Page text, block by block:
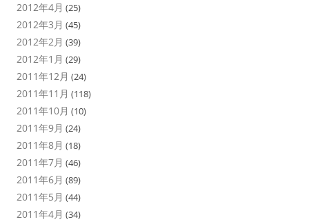
2012年4月 (25)
2012年3月 (45)
2012年2月 (39)
2012年1月 (29)
2011年12月 (24)
2011年11月 (118)
2011年10月 (10)
2011年9月 (24)
2011年8月 (18)
2011年7月 (46)
2011年6月 (89)
2011年5月 (44)
2011年4月 (34)